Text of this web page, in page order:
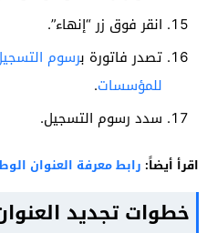
انقر فوق زر “إنهاء”.
تصدر فاتورة برسوم
للمؤسسات.
سدد رسوم التسجيل.
اقرأ أيضاً: رابط معرفة العنوان
خطوات تجديد